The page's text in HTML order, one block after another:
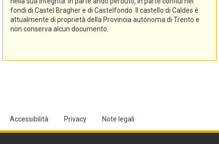
fondi di Castel Bragher e di Castelfondo. Il castello di Caldes è
attualmente di proprietà della Provincia autonoma di Trento e
non conserva alcun documento.
Accessibilità Privacy Note legali